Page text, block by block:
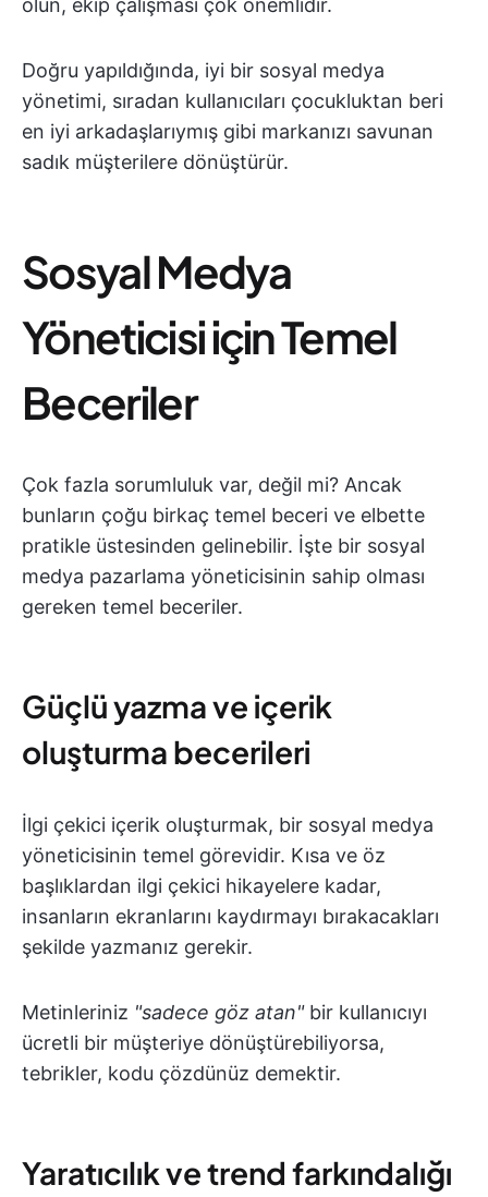
Doğru yapıldığında, iyi bir sosyal medya
yönetimi, sıradan kullanıcıları çocukluktan beri
en iyi arkadaşlarıymış gibi markanızı savunan
sadık müşterilere dönüştürür.
Sosyal Medya
Yöneticisi için Temel
Beceriler
Çok fazla sorumluluk var, değil mi? Ancak
bunların çoğu birkaç temel beceri ve elbette
pratikle üstesinden gelinebilir. İşte bir sosyal
medya pazarlama yöneticisinin sahip olması
gereken temel beceriler.
Güçlü yazma ve içerik
oluşturma becerileri
İlgi çekici içerik oluşturmak, bir sosyal medya
yöneticisinin temel görevidir. Kısa ve öz
başlıklardan ilgi çekici hikayelere kadar,
insanların ekranlarını kaydırmayı bırakacakları
şekilde yazmanız gerekir.
Metinleriniz "sadece göz atan"bir kullanıcıyı
ücretli bir müşteriye dönüştürebiliyorsa,
tebrikler, kodu çözdünüz demektir.
Yaratıcılık ve trend farkındalığı